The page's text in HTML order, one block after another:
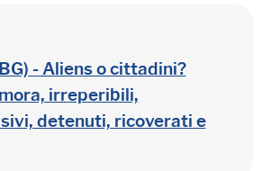
- Aliens o cittadini?
irreperibili,
detenuti, ricoverati e